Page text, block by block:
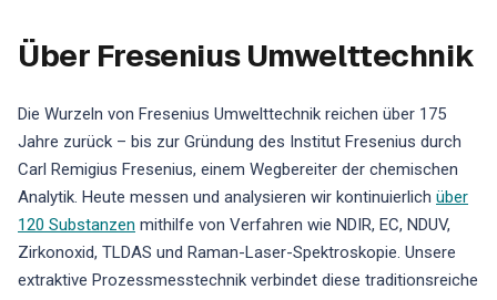
Über Fresenius Umwelttechnik
Die Wurzeln von Fresenius Umwelttechnik reichen über 175
Jahre zurück – bis zur Gründung des Institut Fresenius durch
Carl Remigius Fresenius, einem Wegbereiter der chemischen
Analytik. Heute messen und analysieren wir kontinuierlich über
120 Substanzen mithilfe von Verfahren wie NDIR, EC, NDUV,
Zirkonoxid, TLDAS und Raman-Laser-Spektroskopie. Unsere
extraktive Prozessmesstechnik verbindet diese traditionsreiche